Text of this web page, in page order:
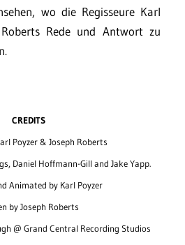
wo die Regisseure Karl
Rede und Antwort zu
CREDITS
Poyzer & Joseph Roberts
Daniel Hoffmann-Gill and Jake Yapp.
Animated by Karl Poyzer
by Joseph Roberts
@ Grand Central Recording Studios